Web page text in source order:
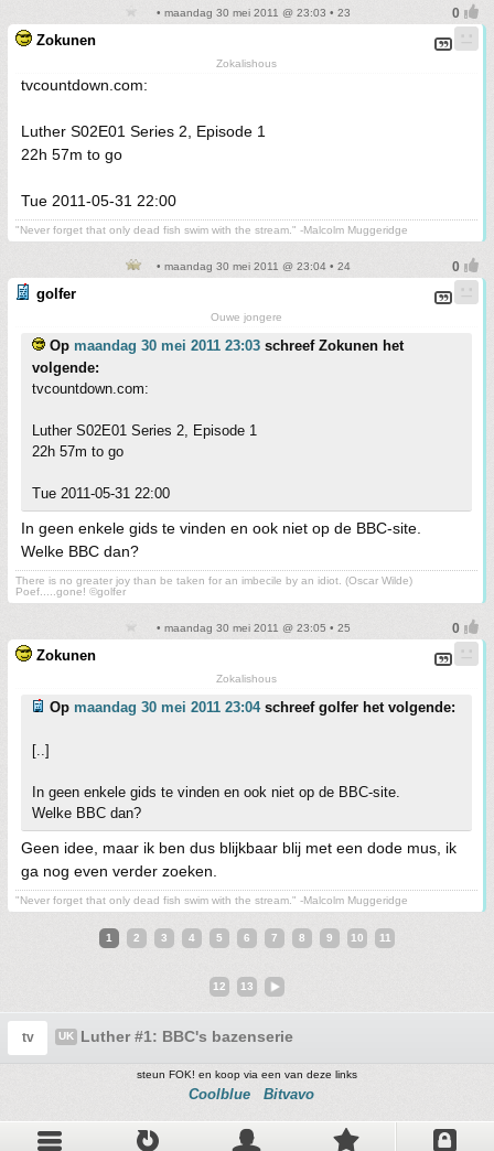
• maandag 30 mei 2011 @ 23:03 • 23
Zokunen
Zokalishous
tvcountdown.com:
Luther S02E01 Series 2, Episode 1
22h 57m to go
Tue 2011-05-31 22:00
"Never forget that only dead fish swim with the stream." -Malcolm Muggeridge
• maandag 30 mei 2011 @ 23:04 • 24
golfer
Ouwe jongere
Op maandag 30 mei 2011 23:03 schreef Zokunen het
volgende:
tvcountdown.com:
Luther S02E01 Series 2, Episode 1
22h 57m to go
Tue 2011-05-31 22:00
In geen enkele gids te vinden en ook niet op de BBC-site.
Welke BBC dan?
There is no greater joy than be taken for an imbecile by an idiot. (Oscar Wilde)
Poef.....gone! ©golfer
• maandag 30 mei 2011 @ 23:05 • 25
Zokunen
Zokalishous
Op maandag 30 mei 2011 23:04schreef golfer het volgende:
[..]
In geen enkele gids te vinden en ook niet op de BBC-site.
Welke BBC dan?
Geen idee, maar ik ben dus blijkbaar blij met een dode mus, ik
ga nog even verder zoeken.
"Never forget that only dead fish swim with the stream." -Malcolm Muggeridge
1 2 3 4 5 6 7 8 9 10 11
12 13
tv UK Luther #1: BBC's bazenserie
steun FOK! en koop via een van deze links
Coolblue Bitvavo